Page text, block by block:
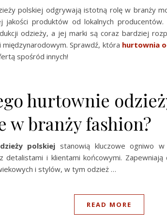
polskiej odgrywają istotną rolę w branży
jakości produktów od lokalnych
odzieży, a jej marki są coraz bardziej
międzynarodowym. Sprawdź, która hurtownia
spośród innych!
hurtownie
w branży fashion?
polskiej stanowią kluczowe ogniwo w
detalistami i klientami końcowymi.
i stylów, w tym odzież …
READ MORE